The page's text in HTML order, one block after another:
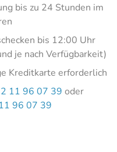
bis zu 24 Stunden im
bis 12:00 Uhr
je nach Verfügbarkeit)
Kreditkarte erforderlich
11 96 07 39 oder
96 07 39